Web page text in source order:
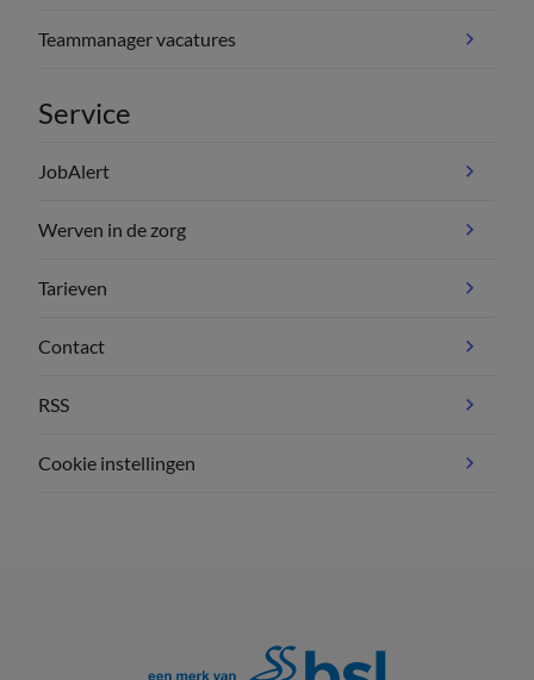
Teammanager vacatures
Service
JobAlert
Werven in de zorg
Tarieven
Contact
RSS
Cookie instellingen